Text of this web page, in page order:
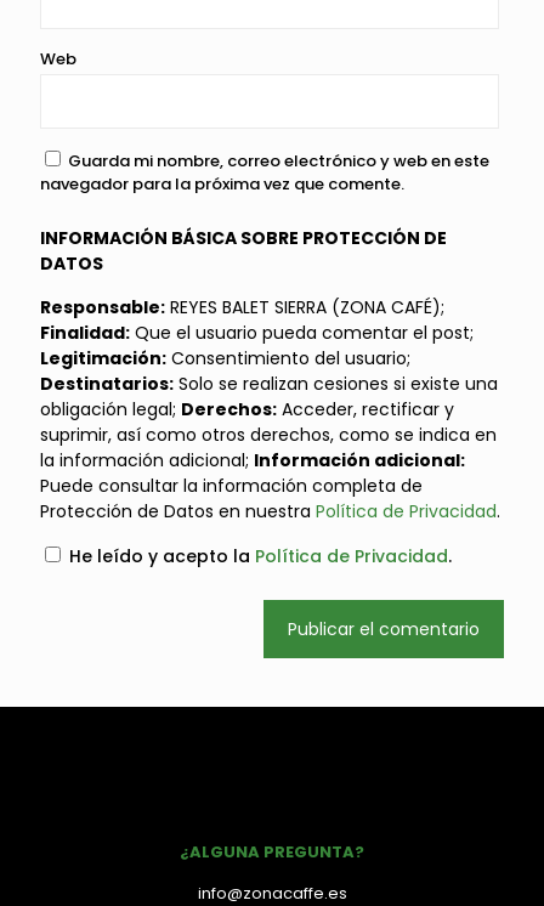
Web
Guarda mi nombre, correo electrónico y web en este
navegador para la próxima vez que comente.
INFORMACIÓN BÁSICA SOBRE PROTECCIÓN DE
DATOS
Responsable: REYES BALET SIERRA (ZONA CAFÉ);
Finalidad: Que el usuario pueda comentar el post;
Legitimación: Consentimiento del usuario;
Destinatarios: Solo se realizan cesiones si existe una
obligación legal; Derechos: Acceder, rectificar y
suprimir, así como otros derechos, como se indica en
la información adicional; Información adicional:
Puede consultar la información completa de
Protección de Datos en nuestra Política de Privacidad.
He leído y acepto la Política de Privacidad.
¿ALGUNA PREGUNTA?
info@zonacaffe.es